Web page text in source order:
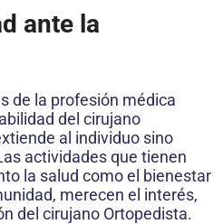
ante la
de la profesión médica
del cirujano
al individuo sino
actividades que tienen
la salud como el bienestar
merecen el interés,
del cirujano Ortopedista.